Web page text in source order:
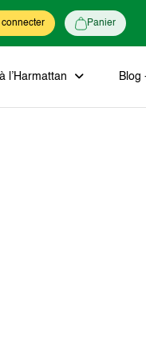
connecter Panier
l’Harmattan Blog